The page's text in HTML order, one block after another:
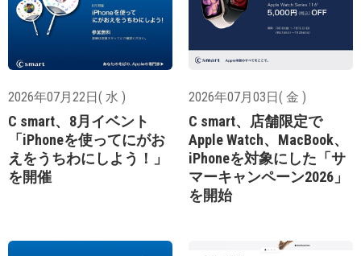
2026年07月22日( 水 )
C smart、8月イベント
「iPhoneを使ってにがお
えをうちわにしよう！」
を開催
2026年07月03日( 金 )
C smart、店舗限定で
Apple Watch、MacBook、
iPhoneを対象にした「サ
マーキャンペーン2026」
を開始